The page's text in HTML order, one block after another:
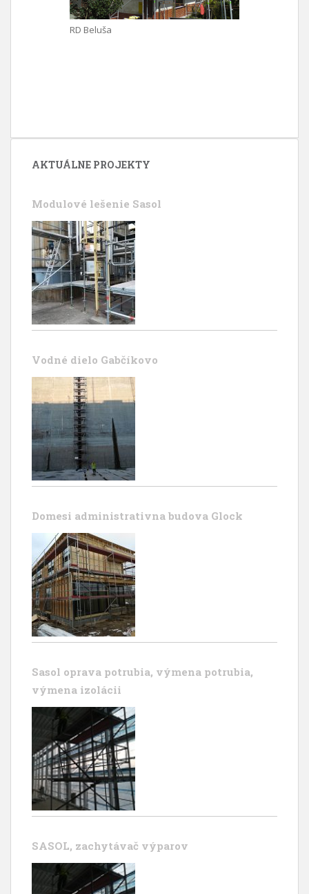
RD Beluša
AKTUÁLNE PROJEKTY
Modulové lešenie Sasol
Vodné dielo Gabčíkovo
Domesi administrativna budova Glock
Sasol oprava potrubia, výmena potrubia,
výmena izolácii
SASOL, zachytávač výparov